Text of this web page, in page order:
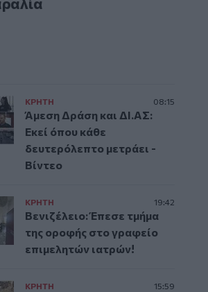
ΚΡΗΤΗ 08:15
Άμεση Δράση και ΔΙ.ΑΣ:
Εκεί όπου κάθε
δευτερόλεπτο μετράει -
Βίντεο
ΚΡΗΤΗ 19:42
Βενιζέλειο: Έπεσε τμήμα
της οροφής στο γραφείο
επιμελητών ιατρών!
ΚΡΗΤΗ 15:59